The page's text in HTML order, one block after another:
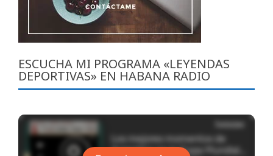
ESCUCHA MI PROGRAMA «LEYENDAS
DEPORTIVAS» EN HABANA RADIO